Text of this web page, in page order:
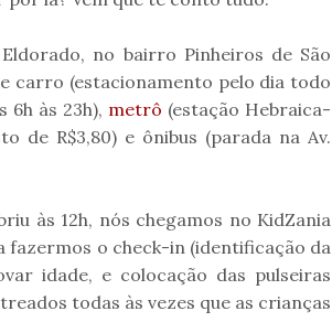
no bairro Pinheiros de São
carro (estacionamento pelo dia todo
6h às 23h), metrô (estação Hebraica-
de R$3,80) e ônibus (parada na Av.
às 12h, nós chegamos no KidZania
fazermos o check-in (identificação da
idade, e colocação das pulseiras
todas às vezes que as crianças